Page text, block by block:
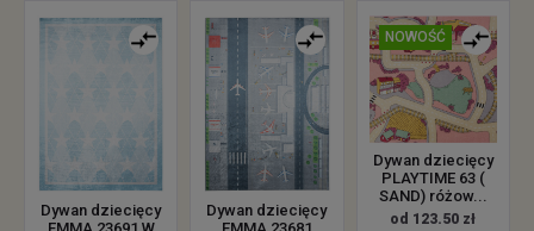
Dywan dziecięcy
Dywan dziecięcy
NOWOŚĆ
Dywan dziecięcy
PLAYTIME 63 (
SAND) różow...
od 123.50 zł